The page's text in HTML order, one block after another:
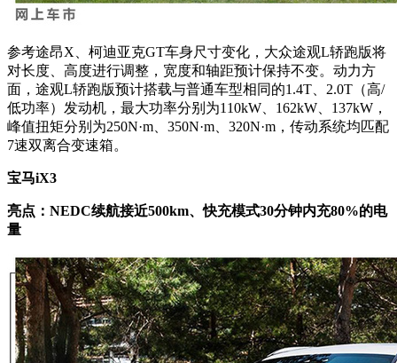
参考途昂X、柯迪亚克GT车身尺寸变化，大众途观L轿跑版将
对长度、高度进行调整，宽度和轴距预计保持不变。动力方
面，途观L轿跑版预计搭载与普通车型相同的1.4T、2.0T（高/
低功率）发动机，最大功率分别为110kW、162kW、137kW，
峰值扭矩分别为250N·m、350N·m、320N·m，传动系统均匹配
7速双离合变速箱。
宝马iX3
亮点：NEDC续航接近500km、快充模式30分钟内充80%的电
量